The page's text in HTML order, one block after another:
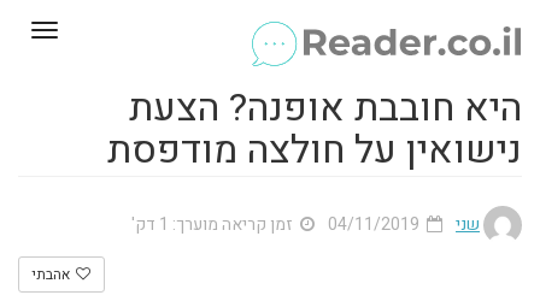
היא חובבת אופנה? הצעת
נישואין על חולצה מודפסת
שני זמן קריאה מוערך: 1 דק'
אהבתי